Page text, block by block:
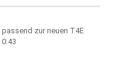
zur neuen T4E